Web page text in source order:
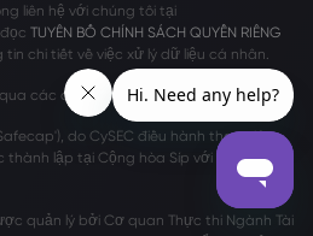
liên hệ với chúng tôi tại
TUYÊN BỐ CHÍNH SÁCH QUYỀN RIÊNG
chi tiết về việc xử lý dữ liệu cá nhân.
các chi nhánh sau:
do CySEC điều hành theo giấy
lập tại Cộng hòa Síp với số công ty
quản lý bởi Cơ quan Thực thi Ngành Tài